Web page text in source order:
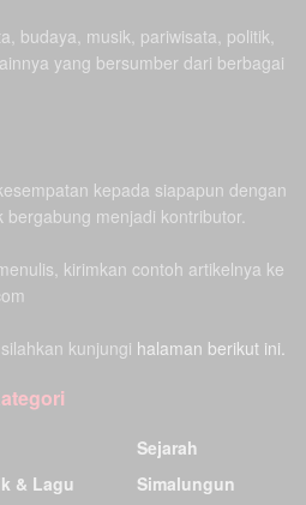
budaya, musik, pariwisata, politik,
yang bersumber dari berbagai
kepada siapapun dengan
menjadi kontributor.
kirimkan contoh artikelnya ke
kunjungi halaman berikut ini.
& Lagu
Sejarah
Simalungun